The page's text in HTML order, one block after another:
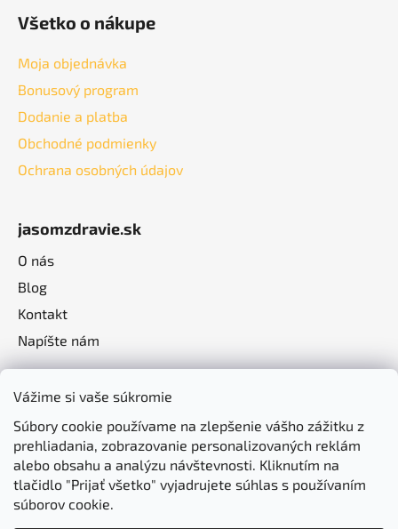
Vážime si vaše súkromie
Súbory cookie používame na zlepšenie vášho zážitku z
prehliadania, zobrazovanie personalizovaných reklám
alebo obsahu a analýzu návštevnosti. Kliknutím na
tlačidlo "Prijať všetko" vyjadrujete súhlas s používaním
súborov cookie.
Všetko o nákupe
Moja objednávka
Bonusový program
Dodanie a platba
Obchodné podmienky
Ochrana osobných údajov
jasomzdravie.sk
O nás
Blog
Kontakt
Napíšte nám